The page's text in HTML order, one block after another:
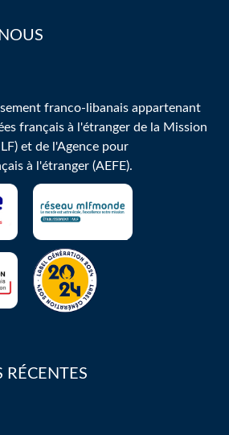
franco-libanais appartenant
français à l'étranger de la Mission
et de l'Agence pour
à l'étranger (AEFE).
RÉCENTES